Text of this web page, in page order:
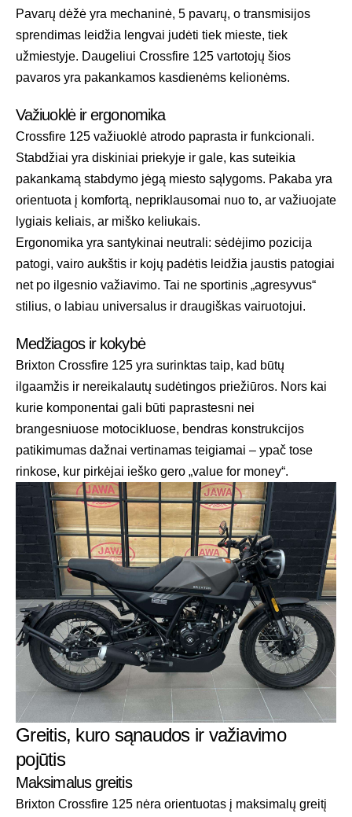
Pavarų dėžė yra mechaninė, 5 pavarų, o transmisijos
sprendimas leidžia lengvai judėti tiek mieste, tiek
užmiestyje. Daugeliui Crossfire 125 vartotojų šios
pavaros yra pakankamos kasdienėms kelionėms.
Važiuoklė ir ergonomika
Crossfire 125 važiuoklė atrodo paprasta ir funkcionali.
Stabdžiai yra diskiniai priekyje ir gale, kas suteikia
pakankamą stabdymo jėgą miesto sąlygoms. Pakaba yra
orientuota į komfortą, nepriklausomai nuo to, ar važiuojate
lygiais keliais, ar miško keliukais.
Ergonomika yra santykinai neutrali: sėdėjimo pozicija
patogi, vairo aukštis ir kojų padėtis leidžia jaustis patogiai
net po ilgesnio važiavimo. Tai ne sportinis „agresyvus“
stilius, o labiau universalus ir draugiškas vairuotojui.
Medžiagos ir kokybė
Brixton Crossfire 125 yra surinktas taip, kad būtų
ilgaamžis ir nereikalautų sudėtingos priežiūros. Nors kai
kurie komponentai gali būti paprastesni nei
brangesniuose motocikluose, bendras konstrukcijos
patikimumas dažnai vertinamas teigiamai – ypač tose
rinkose, kur pirkėjai ieško gero „value for money“.
Greitis, kuro sąnaudos ir važiavimo
pojūtis
Maksimalus greitis
Brixton Crossfire 125 nėra orientuotas į maksimalų greitį